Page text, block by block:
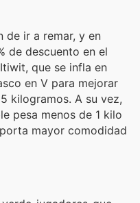
de ir a remar, y en
de descuento en el
que se infla en
en V para mejorar
kilogramos. A su vez,
pesa menos de 1 kilo
mayor comodidad